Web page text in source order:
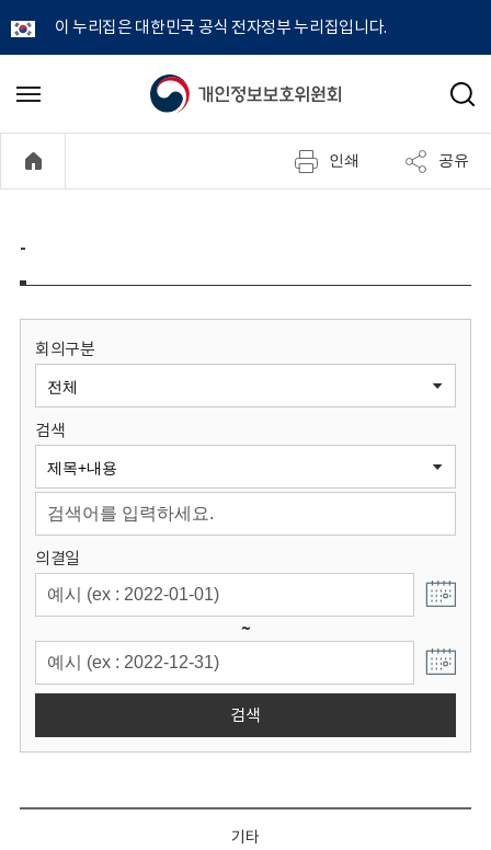
이 누리집은 대한민국 공식 전자정부 누리집입니다.
개
정
보
원
회
메
기
검
인쇄 공유
-
회의구분
검색
의결일
~
검색
기타